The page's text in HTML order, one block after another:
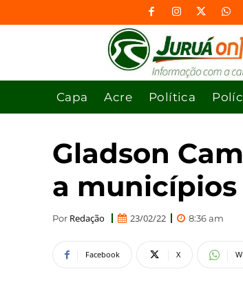
Capa Acre Política
Gladson
a
Por Redação 23/02/22 8:36 am
Facebook X